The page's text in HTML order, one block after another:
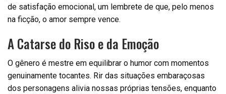
de satisfação emocional, um lembrete de que, pelo menos
na ficção, o amor sempre vence.
A Catarse do Riso e da Emoção
O gênero é mestre em equilibrar o humor com momentos
genuinamente tocantes. Rir das situações embaraçosas
dos personagens alivia nossas próprias tensões, enquanto